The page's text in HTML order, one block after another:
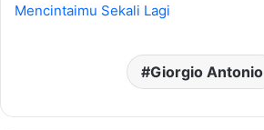
Mencintaimu Sekali Lagi
Giorgio Antonio